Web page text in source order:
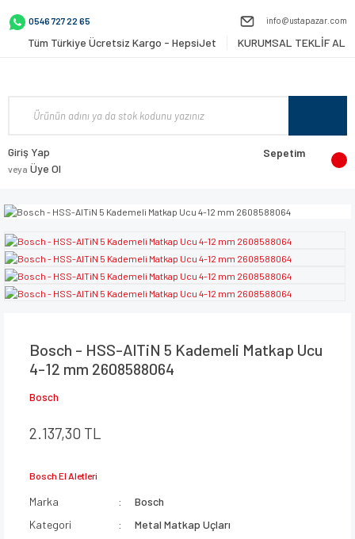
0546 727 22 65 info@ustapazar.com
Tüm Türkiye Ücretsiz Kargo - HepsiJet KURUMSAL TEKLİF AL
Giriş Yap
veya Üye Ol
Sepetim
Bosch - HSS-AlTiN 5 Kademeli Matkap Ucu
4-12 mm 2608588064
Bosch
2.137,30 TL
Bosch El Aletleri
Marka
Bosch
Kategori
Metal Matkap Uçları